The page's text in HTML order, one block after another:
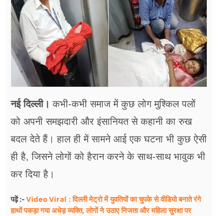
सेहत
ब्‍यूटी
जॉब्स
शिक्षा
नई दिल्ली। कभी-कभी समाज में कुछ लोग मुश्किल पलों
को अपनी समझदारी और इंसानियत से कहानी का रुख
बदल देते हैं। हाल ही में सामने आई एक घटना भी कुछ ऐसी
ही है, जिसने लोगों को हैरान करने के साथ-साथ भावुक भी
कर दिया है।
पढ़ें :- Video Viral : दिल्ली मेट्रो में युवतियों का चुपके से वीडियो बनाते रंगे
हाथों पकड़ा गया अधेड़ व्यक्ति, लोगों ने उठाए निजता और महिला सुरक्षा पर